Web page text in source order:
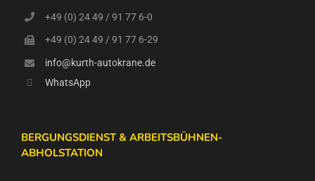
+49 (0) 24 49 / 91 77 6-0
+49 (0) 24 49 / 91 77 6-29
info@kurth-autokrane.de
WhatsApp
BERGUNGSDIENST & ARBEITSBÜHNEN-
ABHOLSTATION